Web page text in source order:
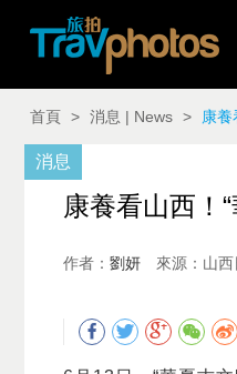
首頁 > 消息 | News > 康
消息
康養看山西！
作者： 劉妍 來源：山西